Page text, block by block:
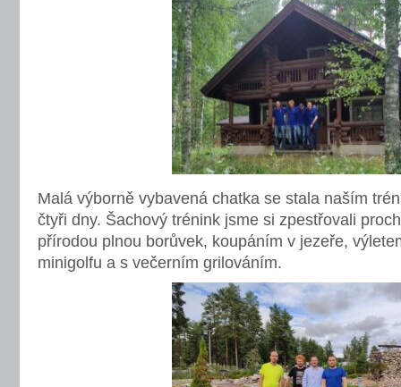
Malá výborně vybavená chatka se stala naším
čtyři dny. Šachový trénink jsme si zpestřovali
přírodou plnou borůvek, koupáním v jezeře,
minigolfu a s večerním grilováním.